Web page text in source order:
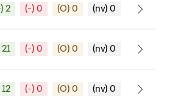
(+) 2 (-) 0 (O) 0 (nv) 0
(+) 21 (-) 0 (O) 0 (nv) 0
(+) 12 (-) 0 (O) 0 (nv) 0